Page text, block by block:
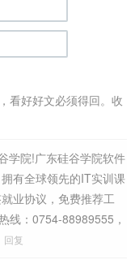
看好好文必须得回。收
学院!广东硅谷学院软件
有全球领先的IT实训课
业协议，免费推荐工
线：0754-88989555，
回复